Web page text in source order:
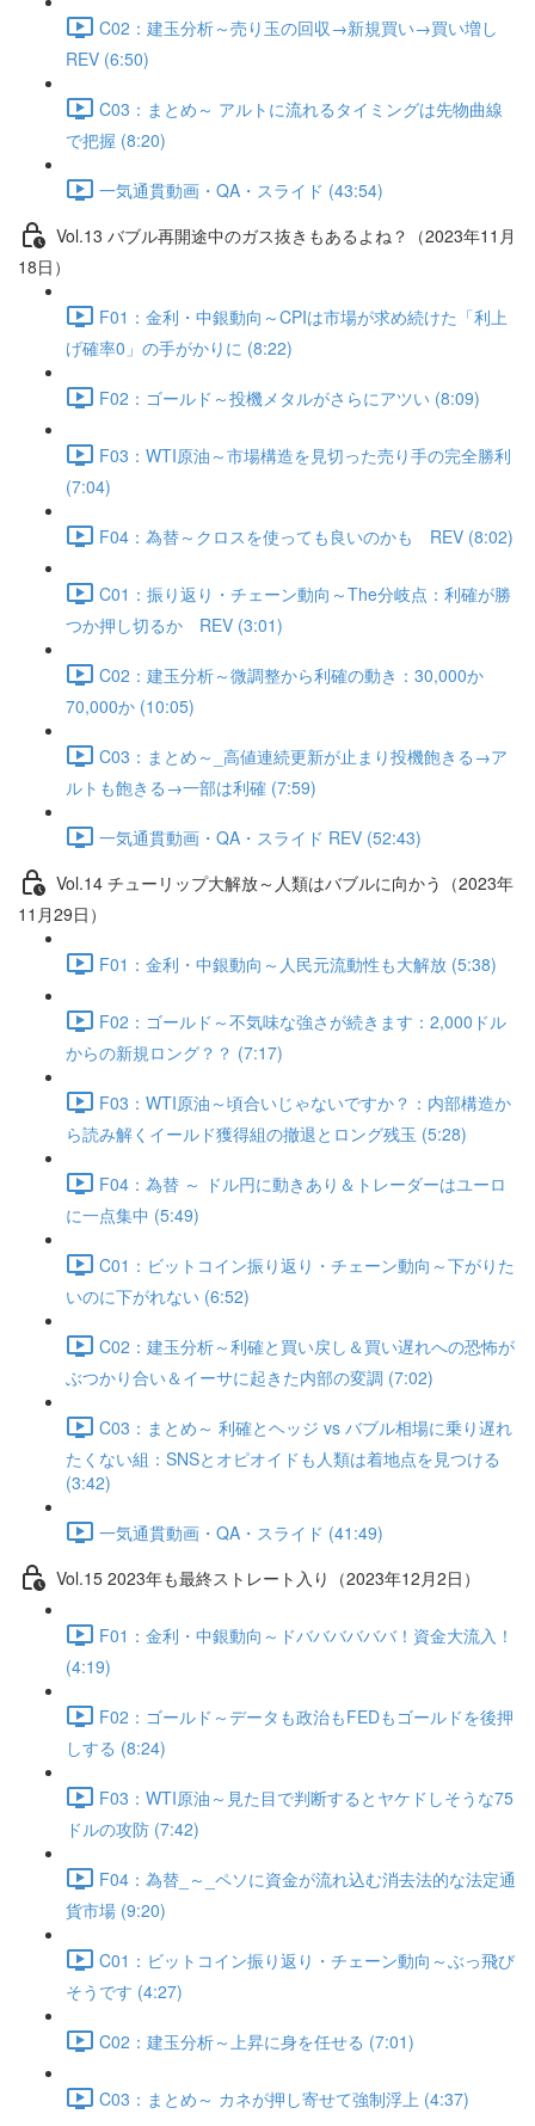
C02：建玉分析～売り玉の回収→新規買い→買い増し
REV (6:50)
C03：まとめ～ アルトに流れるタイミングは先物曲線
で把握 (8:20)
一気通貫動画・QA・スライド (43:54)
Vol.13 バブル再開途中のガス抜きもあるよね？（2023年11月
18日）
F01：金利・中銀動向～CPIは市場が求め続けた「利上
げ確率0」の手がかりに (8:22)
F02：ゴールド～投機メタルがさらにアツい (8:09)
F03：WTI原油～市場構造を見切った売り手の完全勝利
(7:04)
F04：為替～クロスを使っても良いのかも REV (8:02)
C01：振り返り・チェーン動向～The分岐点：利確が勝
つか押し切るか REV (3:01)
C02：建玉分析～微調整から利確の動き：30,000か
70,000か (10:05)
C03：まとめ～_高値連続更新が止まり投機飽きる→ア
ルトも飽きる→一部は利確 (7:59)
一気通貫動画・QA・スライド REV (52:43)
Vol.14 チューリップ大解放～人類はバブルに向かう（2023年
11月29日）
F01：金利・中銀動向～人民元流動性も大解放 (5:38)
F02：ゴールド～不気味な強さが続きます：2,000ドル
からの新規ロング？？ (7:17)
F03：WTI原油～頃合いじゃないですか？：内部構造か
ら読み解くイールド獲得組の撤退とロング残玉 (5:28)
F04：為替 ～ ドル円に動きあり＆トレーダーはユーロ
に一点集中 (5:49)
C01：ビットコイン振り返り・チェーン動向～下がりた
いのに下がれない (6:52)
C02：建玉分析～利確と買い戻し＆買い遅れへの恐怖が
ぶつかり合い＆イーサに起きた内部の変調 (7:02)
C03：まとめ～ 利確とヘッジ vs バブル相場に乗り遅れ
たくない組：SNSとオピオイドも人類は着地点を見つける
(3:42)
一気通貫動画・QA・スライド (41:49)
Vol.15 2023年も最終ストレート入り（2023年12月2日）
F01：金利・中銀動向～ドババババババ！資金大流入！
(4:19)
F02：ゴールド～データも政治もFEDもゴールドを後押
しする (8:24)
F03：WTI原油～見た目で判断するとヤケドしそうな75
ドルの攻防 (7:42)
F04：為替_～_ペソに資金が流れ込む消去法的な法定通
貨市場 (9:20)
C01：ビットコイン振り返り・チェーン動向～ぶっ飛び
そうです (4:27)
C02：建玉分析～上昇に身を任せる (7:01)
C03：まとめ～ カネが押し寄せて強制浮上 (4:37)